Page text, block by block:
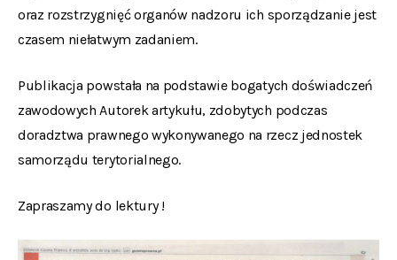
oraz rozstrzygnięć organów nadzoru ich sporządzanie jest
czasem niełatwym zadaniem.
Publikacja powstała na podstawie bogatych doświadczeń
zawodowych Autorek artykułu, zdobytych podczas
doradztwa prawnego wykonywanego na rzecz jednostek
samorządu terytorialnego.
Zapraszamy do lektury !